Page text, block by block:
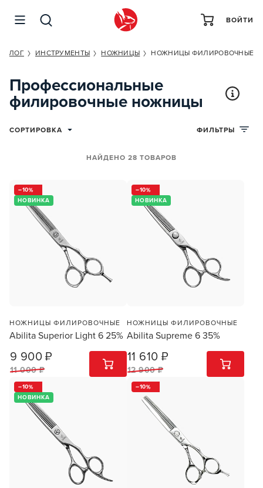
ВОЙТИ
ИНСТРУМЕНТЫ НОЖНИЦЫ НОЖНИЦЫ ФИЛИРОВОЧНЫЕ
Профессиональные
филировочные ножницы
СОРТИРОВКА
НАЙДЕНО 28 ТОВАРОВ
ФИЛЬТРЫ
10
НОВИНКА
НОЖНИЦЫ ФИЛИРОВОЧНЫЕ
Abilita Superior Light 6 25%
9 900 ₽
11 000 ₽
1 ШТ
10
НОВИНКА
НОЖНИЦЫ ФИЛИРОВОЧНЫЕ
Abilita Supreme 6 35%
11 610 ₽
12 900 ₽
1 ШТ
10
НОВИНКА
10